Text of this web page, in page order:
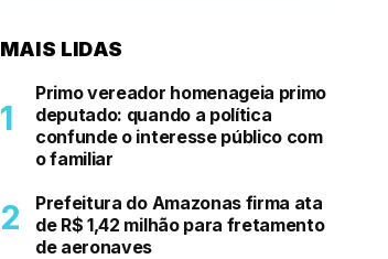
MAIS LIDAS
Primo vereador homenageia primo
deputado: quando a política
confunde o interesse público com
o familiar
Prefeitura do Amazonas firma ata
de R$ 1,42 milhão para fretamento
de aeronaves